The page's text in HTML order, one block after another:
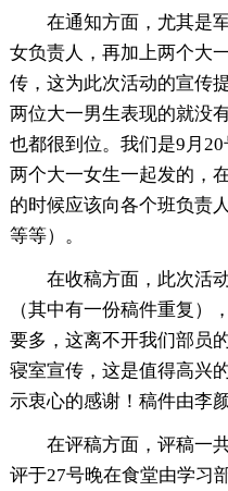
在通知方面，尤其是
女负责人，再加上两个大
传，这为此次活动的宣传
两位大一男生表现的就没
也都很到位。我们是9月
两个大一女生一起发的，
的时候应该向各个班负责
等等）。
在收稿方面，此次活
（其中有一份稿件重复）
要多，这离不开我们部员
寝室宣传，这是值得高兴
示衷心的感谢！稿件由李
在评稿方面，评稿一
评于27号晚在食堂由学习